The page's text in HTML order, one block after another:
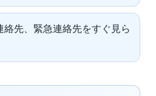
絡先、緊急連絡先をすぐ見ら